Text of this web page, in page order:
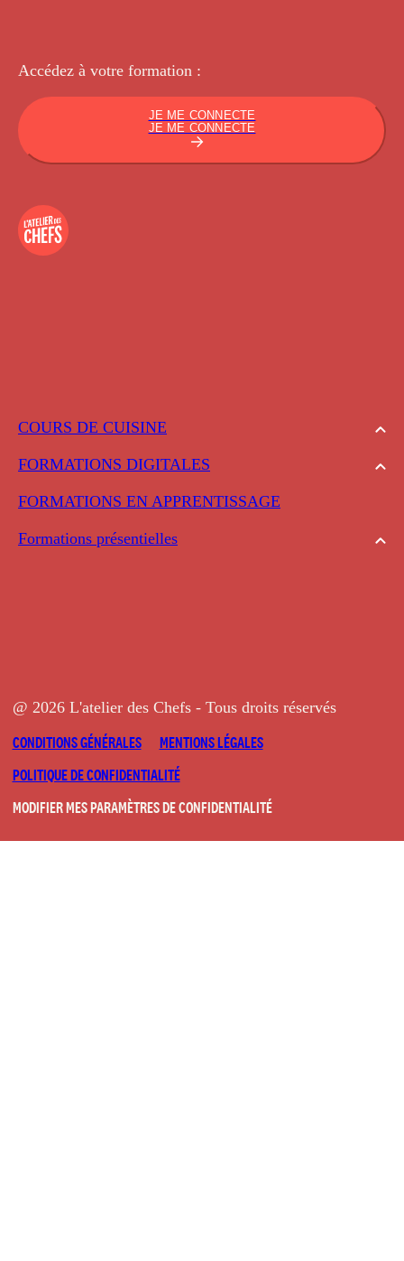
COURS DE CUISINE
FORMATIONS DIGITALES
FORMATIONS EN APPRENTISSAGE
Formations présentielles
Accédez à votre formation :
JE ME CONNECTE
JE ME CONNECTE
@ 2026 L'atelier des Chefs - Tous droits réservés
CONDITIONS GÉNÉRALES
MENTIONS LÉGALES
POLITIQUE DE CONFIDENTIALITÉ
MODIFIER MES PARAMÈTRES DE CONFIDENTIALITÉ